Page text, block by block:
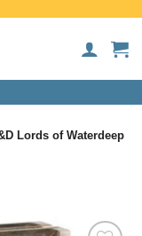
Lords of Waterdeep